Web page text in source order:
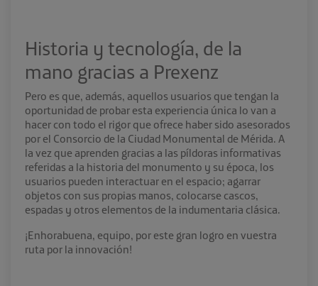
Historia y tecnología, de la
mano gracias a Prexenz
Pero es que, además, aquellos usuarios que tengan la
oportunidad de probar esta experiencia única lo van a
hacer con todo el rigor que ofrece haber sido asesorados
por el Consorcio de la Ciudad Monumental de Mérida. A
la vez que aprenden gracias a las píldoras informativas
referidas a la historia del monumento y su época, los
usuarios pueden interactuar en el espacio; agarrar
objetos con sus propias manos, colocarse cascos,
espadas y otros elementos de la indumentaria clásica.
¡Enhorabuena, equipo, por este gran logro en vuestra
ruta por la innovación!